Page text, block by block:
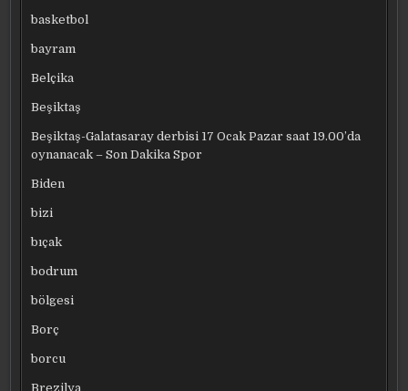
basketbol
bayram
Belçika
Beşiktaş
Beşiktaş-Galatasaray derbisi 17 Ocak Pazar saat 19.00’da
oynanacak – Son Dakika Spor
Biden
bizi
bıçak
bodrum
bölgesi
Borç
borcu
Brezilya